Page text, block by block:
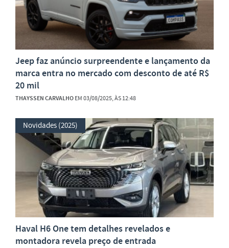
Jeep faz anúncio surpreendente e lançamento da
marca entra no mercado com desconto de até R$
20 mil
THAYSSEN CARVALHOEM 03/08/2025, ÀS 12:48
Novidades (2025)
Haval H6 One tem detalhes revelados e
montadora revela preço de entrada